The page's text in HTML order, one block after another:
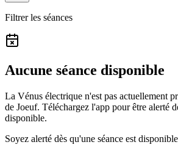
Filtrer les séances
Aucune séance disponible
La Vénus électrique n'est pas actuellement
de Joeuf. Téléchargez l'app pour être alerté
disponible.
Soyez alerté dès qu'une séance est disponible